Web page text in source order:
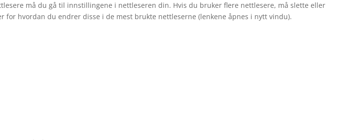
må du gå til innstillingene i nettleseren din. Hvis du bruker flere nettlesere, må slette eller
hvordan du endrer disse i de mest brukte nettleserne (lenkene åpnes i nytt vindu).